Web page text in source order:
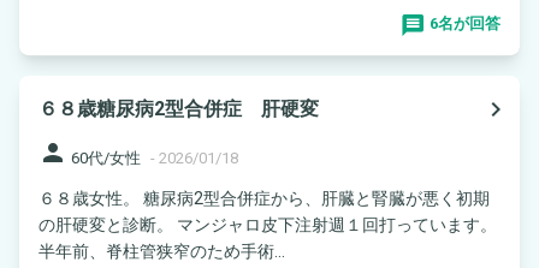
6名が回答
６８歳糖尿病2型合併症 肝硬変
navigate_next
person 60代/女性 - 2026/01/18
６８歳女性。 糖尿病2型合併症から、肝臓と腎臓が悪く初期
の肝硬変と診断。 マンジャロ皮下注射週１回打っています。
半年前、脊柱管狭窄のため手術...